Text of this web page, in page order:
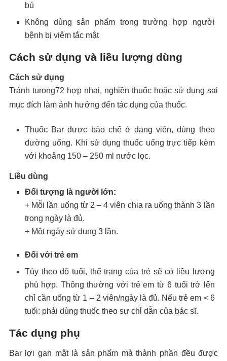
bú
Không dùng sản phẩm trong trường hợp người
bệnh bị viêm tắc mật
Cách sử dụng và liều lượng dùng
Cách sử dụng
Tránh turong72 hợp nhai, nghiền thuốc hoặc sử dụng sai
mục đích làm ảnh hưởng đến tác dụng của thuốc.
Thuốc Bar được bào chế ở dạng viên, dùng theo
đường uống. Khi sử dụng thuốc uống trực tiếp kèm
với khoảng 150 – 250 ml nước lọc.
Liều dùng
Đối tượng là người lớn:
+ Mỗi lần uống từ 2 – 4 viên chia ra uống thành 3 lần
trong ngày là đủ.
+ Một ngày sử dụng 3 lần.
Đối với trẻ em
Tùy theo độ tuổi, thể trạng của trẻ sẽ có liều lượng
phù hợp. Thông thường với trẻ em từ 6 tuổi trở lên
chỉ cần uống từ 1 – 2 viên/ngày là đủ. Nếu trẻ em < 6
tuổi: phải dùng thuốc theo sự chỉ dẫn của bác sĩ.
Tác dụng phụ
Bar lợi gan mật là sản phẩm mà thành phần đều được